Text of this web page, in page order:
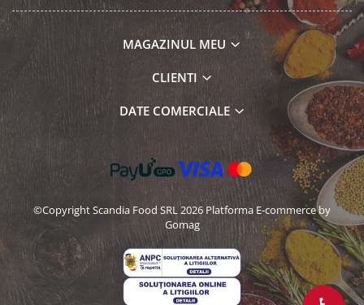
MAGAZINUL MEU
CLIENTI
DATE COMERCIALE
©Copyright Scandia Food SRL 2026Platforma E-commerce by
Gomag